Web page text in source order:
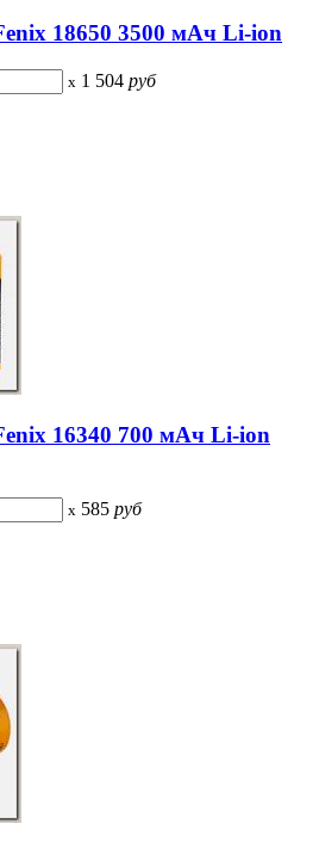
18650 3500 мАч Li-ion
x 1 504 руб
16340 700 мАч Li-ion
x 585 руб